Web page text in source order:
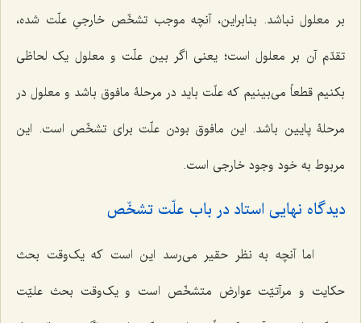
بر معلول نباشد. بنابراین، آنچه موجب تشخّص خارجیِ علّت شده،
تقدّم آن بر معلول است؛ یعنی اگر بین علّت و معلول یک لحاظی
بکنیم قطعاً می‌بینیم که علّت باید در مرحلۀ مافوق باشد و معلول در
مرحلۀ پایین باشد. این مافوق بودن علّت برای تشخّص است. این
مربوط به خود وجود خارجی است.
دیدگاه نهایی استاد در باب علّت تشخّص
اما آنچه به نظر حقیر می‌رسد این است که یک‌وقت بحث
حکایت و مرآتیّت عوارض متشخّص است و یک‌وقت بحث علیّت